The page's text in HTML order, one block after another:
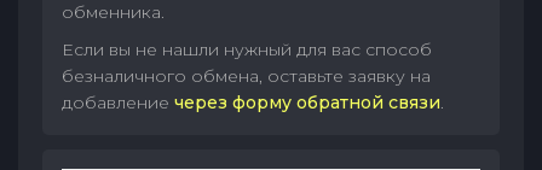
обменника.
Если вы не нашли нужный для вас способ
безналичного обмена, оставьте заявку на
добавление через форму обратной связи.